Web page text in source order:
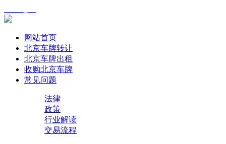
网站首页
北京车牌转让
北京车牌出租
收购北京车牌
常见问题
法律
政策
行业解读
交易流程